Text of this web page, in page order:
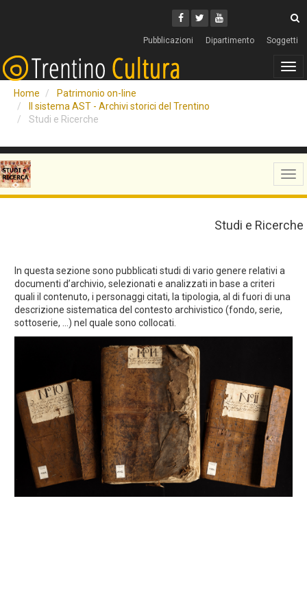
Facebook
Twitter
Youtube
Pubblicazioni Dipartimento Soggetti
Home
Patrimonio on-line
Il sistema AST - Archivi storici del Trentino
Studi e Ricerche
Studi e Ricerche
In questa sezione sono pubblicati studi di vario genere relativi a
documenti d’archivio, selezionati e analizzati in base a criteri
quali il contenuto, i personaggi citati, la tipologia, al di fuori di una
descrizione sistematica del contesto archivistico (fondo, serie,
sottoserie, ...) nel quale sono collocati.